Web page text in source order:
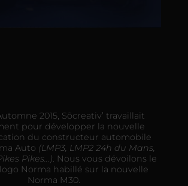
2015, Sõcreativ’ travaillait
pour développer la nouvelle
du constructeur automobile
Auto (LMP3, LMP2 24h du Mans,
Pikes…) . Nous vous dévoilons le
Norma habillé sur la nouvelle
Norma M30.